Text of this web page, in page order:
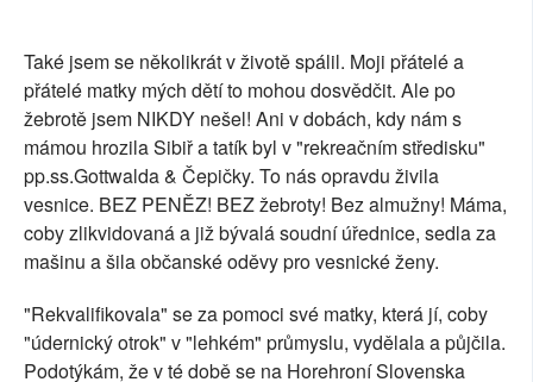
Také jsem se několikrát v životě spálil. Moji přátelé a
přátelé matky mých dětí to mohou dosvědčit. Ale po
žebrotě jsem NIKDY nešel! Ani v dobách, kdy nám s
mámou hrozila Sibiř a tatík byl v "rekreačním středisku"
pp.ss.Gottwalda & Čepičky. To nás opravdu živila
vesnice. BEZ PENĚZ! BEZ žebroty! Bez almužny! Máma,
coby zlikvidovaná a již bývalá soudní úřednice, sedla za
mašinu a šila občanské oděvy pro vesnické ženy.
"Rekvalifikovala" se za pomoci své matky, která jí, coby
"údernický otrok" v "lehkém" průmyslu, vydělala a půjčila.
Podotýkám, že v té době se na Horehroní Slovenska